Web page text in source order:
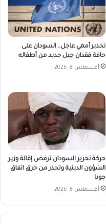
تحذير أممي عاجل.. السودان على
حافة فقدان جيل جديد من أطفاله
أغسطس 8, 2026
حركة تحرير السودان ترفض إقالة وزير
الشؤون الدينية وتحذر من خرق اتفاق
جوبا
أغسطس 8, 2026